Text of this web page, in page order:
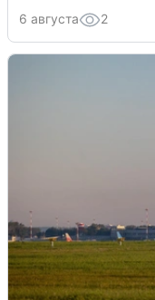
6 августа 2